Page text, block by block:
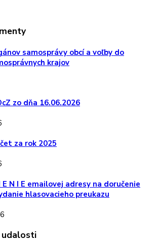
samosprávy obcí a voľby do
krajov
zo dňa 16.06.2026
za rok 2025
E N I E emailovej adresy na doručenie
hlasovacieho preukazu
udalosti